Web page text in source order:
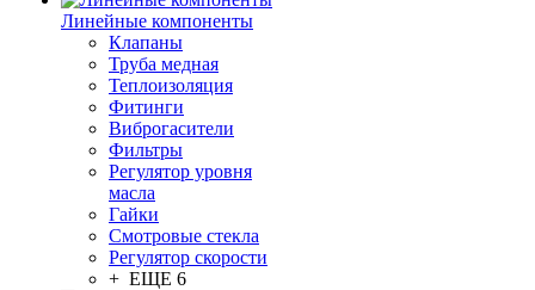
Линейные компоненты
Клапаны
Труба медная
Теплоизоляция
Фитинги
Виброгасители
Фильтры
Регулятор уровня
масла
Гайки
Смотровые стекла
Регулятор скорости
+ ЕЩЕ 6